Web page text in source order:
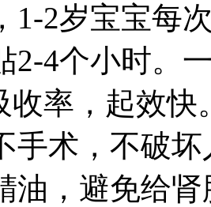
1-2岁宝宝每
2-4个小时。
收率，起效
手术，不破
油，避免给